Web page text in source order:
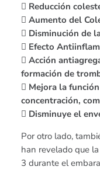
 Reducción
 Aumento del
 Disminución de
 Efecto
 Acción
formación de
 Mejora la
concentración,
 Disminuye el
Por otro lado,
han revelado que
3 durante el